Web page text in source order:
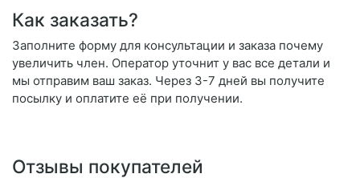
Как заказать?
Заполните форму для консультации и заказа почему
увеличить член. Оператор уточнит у вас все детали и
мы отправим ваш заказ. Через 3-7 дней вы получите
посылку и оплатите её при получении.
Отзывы покупателей